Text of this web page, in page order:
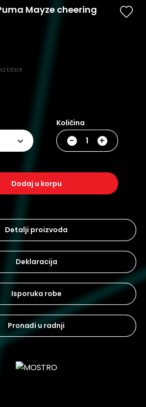
Mayze cheering
black
Količina
- +
dodaj u korpu
Detalji proizvoda
Deklaracija
Isporuka robe
Pronađi u radnji